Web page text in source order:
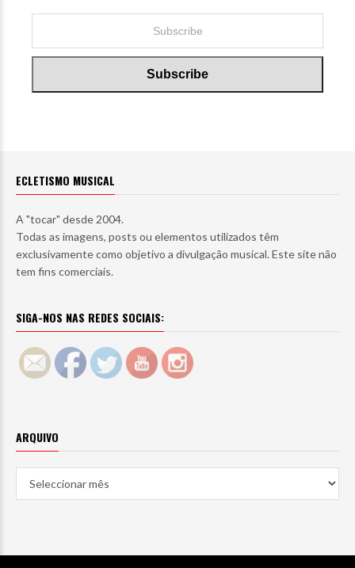
ECLETISMO MUSICAL
A "tocar" desde 2004.
Todas as imagens, posts ou elementos utilizados têm
exclusivamente como objetivo a divulgação musical. Este site não
tem fins comerciais.
SIGA-NOS NAS REDES SOCIAIS:
ARQUIVO